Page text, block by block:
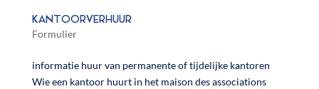
KANTOORVERHUUR
Formulier
informatie huur van permanente of tijdelijke kantoren
Wie een kantoor huurt in het maison des associations